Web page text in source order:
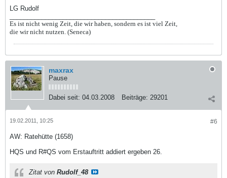
LG Rudolf
Es ist nicht wenig Zeit, die wir haben, sondern es ist viel Zeit,
die wir nicht nutzen. (Seneca)
maxrax
Pause
Dabei seit: 04.03.2008 Beiträge: 29201
#6
19.02.2011, 10:25
AW: Ratehütte (1658)
HQS und R#QS vom Erstauftritt addiert ergeben 26.
Zitat von Rudolf_48